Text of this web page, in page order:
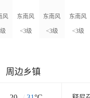
风 东南风
<3级
东南风
<3级
东南风
<3级
周边乡镇